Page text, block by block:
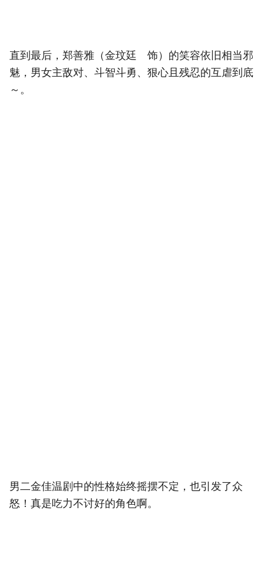
直到最后，郑善雅（金玟廷 饰）的笑容依旧相当邪
魅，男女主敌对、斗智斗勇、狠心且残忍的互虐到底
～。
男二金佳温剧中的性格始终摇摆不定，也引发了众
怒！真是吃力不讨好的角色啊。